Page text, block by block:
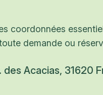
coordonnées
demande ou
des Acacias, 31620